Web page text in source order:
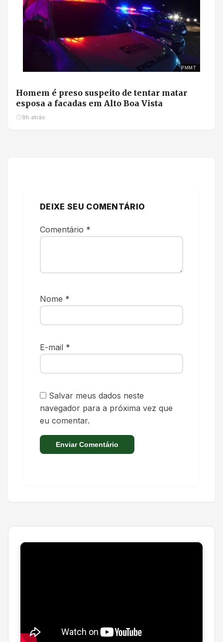
PMMT
Homem é preso suspeito de tentar matar
esposa a facadas em Alto Boa Vista
9h atrás
DEIXE SEU COMENTÁRIO
Comentário *
Nome *
E-mail *
Salvar meus dados neste
navegador para a próxima vez que
eu comentar.